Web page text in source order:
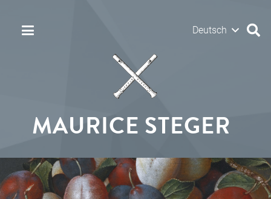
Deutsch
MAURICE STEGER